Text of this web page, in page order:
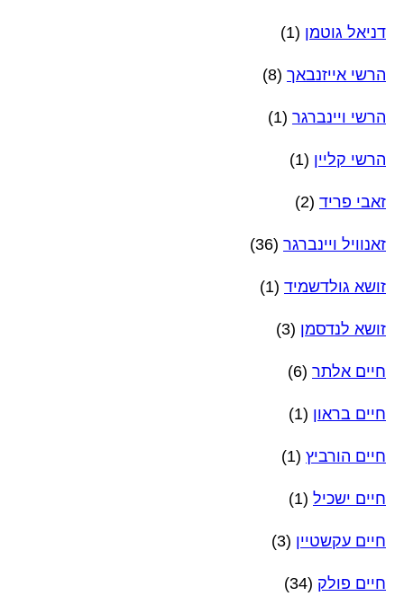
דניאל גוטמן (1)
הרשי אייזנבאך (8)
הרשי ויינברגר (1)
הרשי קליין (1)
זאבי פריד (2)
זאנוויל ויינברגר (36)
זושא גולדשמיד (1)
זושא לנדסמן (3)
חיים אלתר (6)
חיים בראון (1)
חיים הורביץ (1)
חיים ישכיל (1)
חיים עקשטיין (3)
חיים פולק (34)